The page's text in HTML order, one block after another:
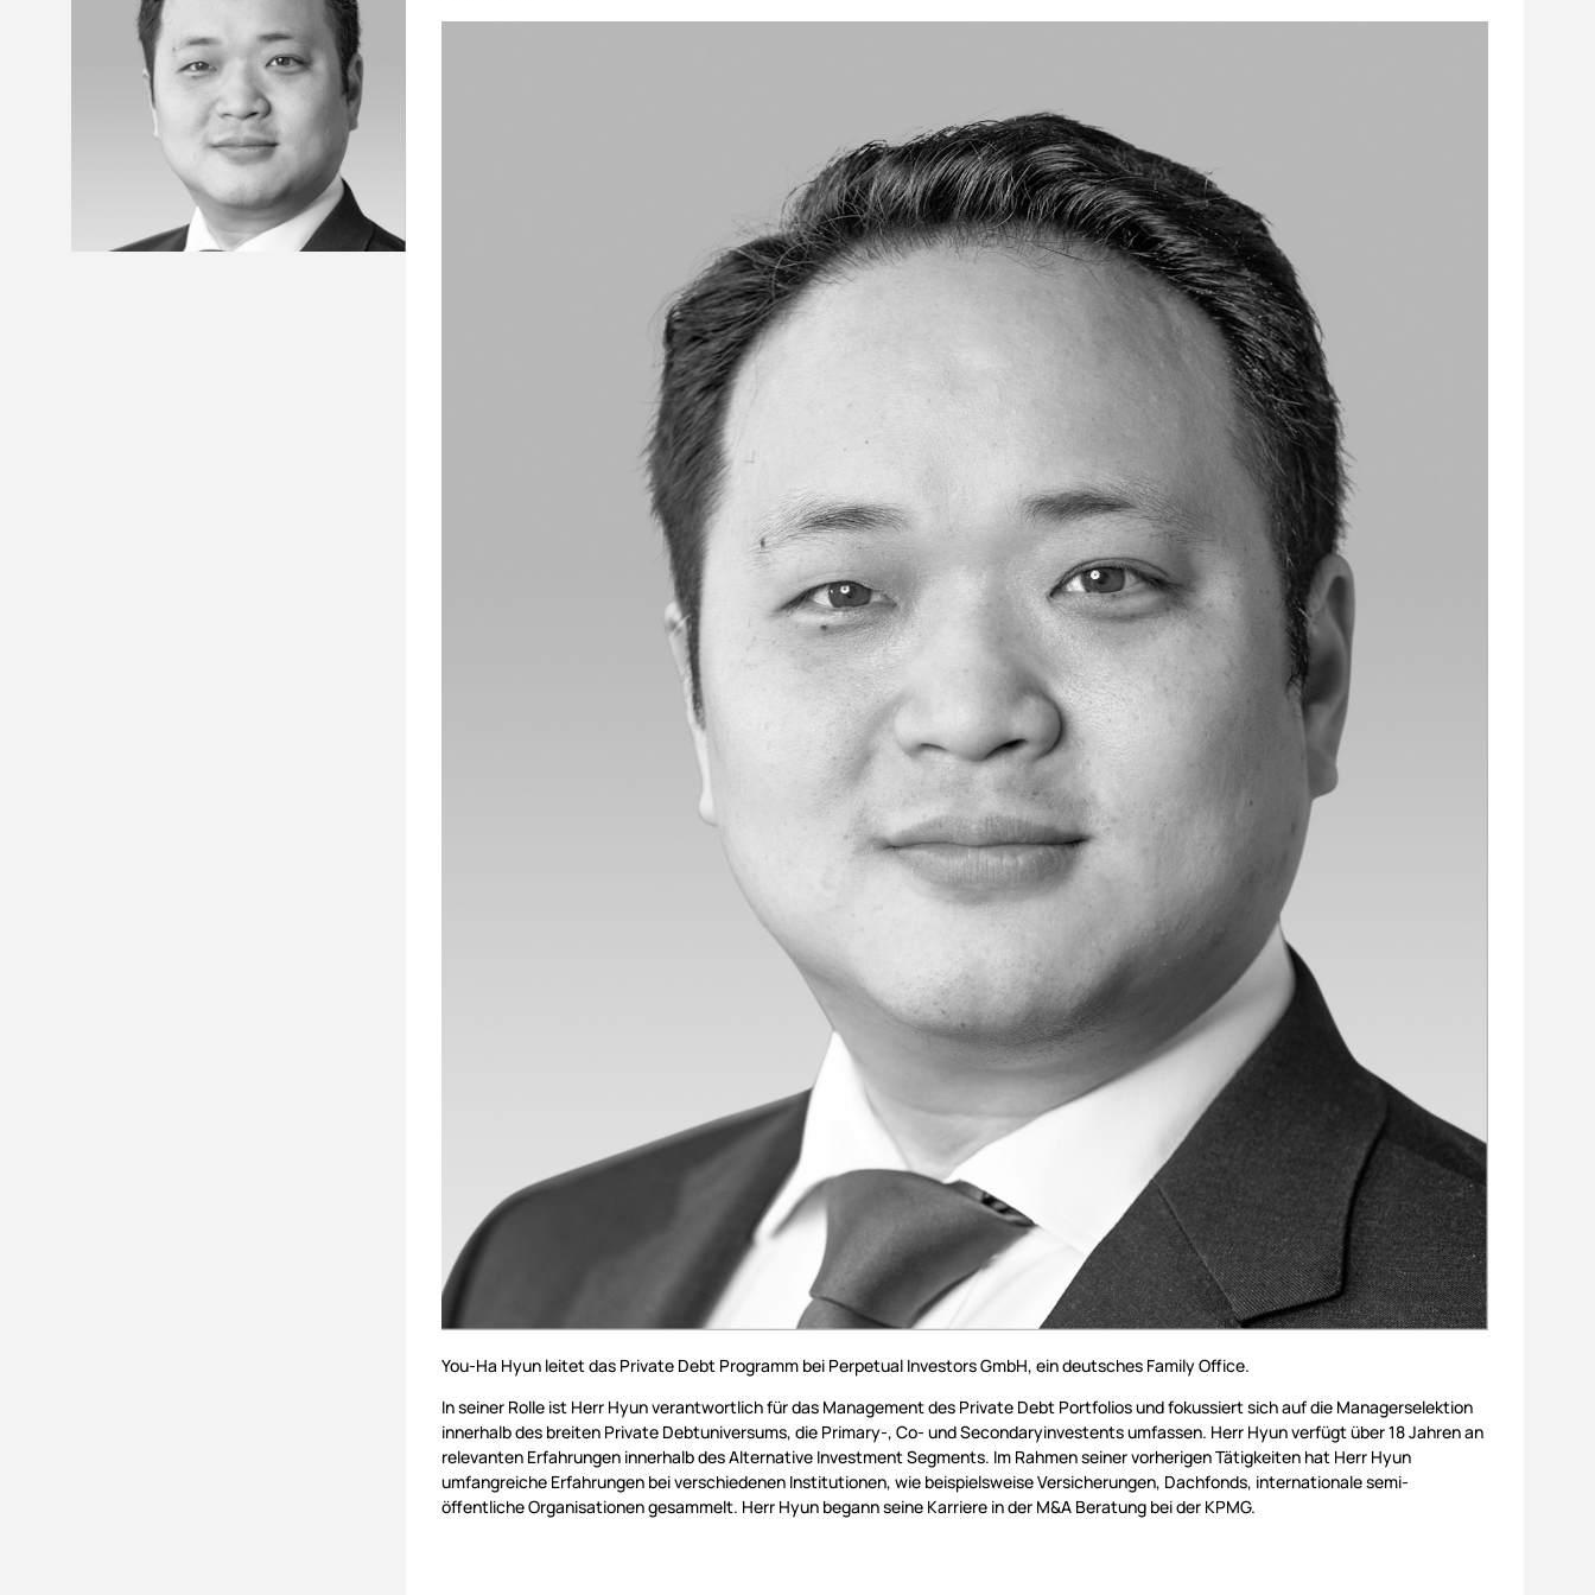
You-Ha Hyun leitet das Private Debt Programm bei Perpetual Investors GmbH, ein deutsches Family Office.
In seiner Rolle ist Herr Hyun verantwortlich für das Management des Private Debt Portfolios und fokussiert sich auf die Managerselektion
innerhalb des breiten Private Debtuniversums, die Primary-, Co- und Secondaryinvestents umfassen. Herr Hyun verfügt über 18 Jahren an
relevanten Erfahrungen innerhalb des Alternative Investment Segments. Im Rahmen seiner vorherigen Tätigkeiten hat Herr Hyun
umfangreiche Erfahrungen bei verschiedenen Institutionen, wie beispielsweise Versicherungen, Dachfonds, internationale semi-
öffentliche Organisationen gesammelt. Herr Hyun begann seine Karriere in der M&A Beratung bei der KPMG.